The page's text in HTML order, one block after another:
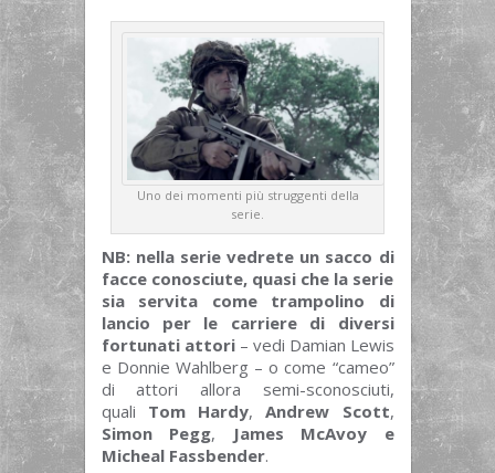
Uno dei momenti più struggenti della
serie.
NB: nella serie vedrete un sacco di
facce conosciute, quasi che la serie
sia servita come trampolino di
lancio per le carriere di diversi
fortunati attori– vedi Damian Lewis
e Donnie Wahlberg – o come “cameo”
di attori allora semi-sconosciuti,
quali Tom Hardy,Andrew Scott,
Simon Pegg,
James McAvoy e
Micheal Fassbender.